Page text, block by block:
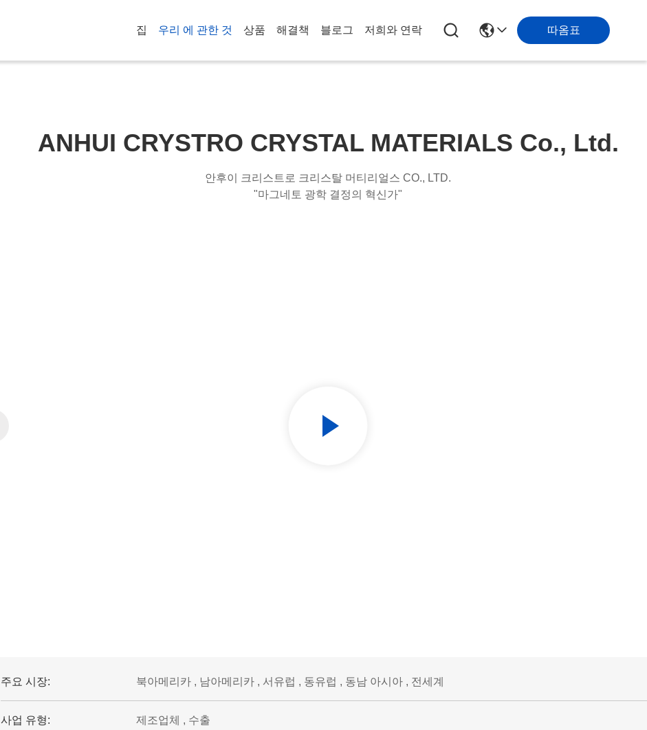
집 우리 에 관한 것 상품 해결책 블로그 저희와 연락 따옴표
ANHUI CRYSTRO CRYSTAL MATERIALS Co., Ltd.
안후이 크리스트로 크리스탈 머티리얼스 CO., LTD.
"마그네토 광학 결정의 혁신가"
주요 시장: 북아메리카 , 남아메리카 , 서유럽 , 동유럽 , 동남 아시아 , 전세계
사업 유형: 제조업체 , 수출